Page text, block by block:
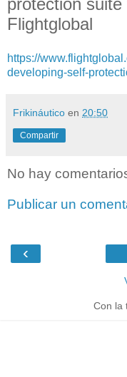
Flightglobal
https://
developing-self-
Frikináutico en 20:50
Compartir
No hay
Publicar un
‹
Con la